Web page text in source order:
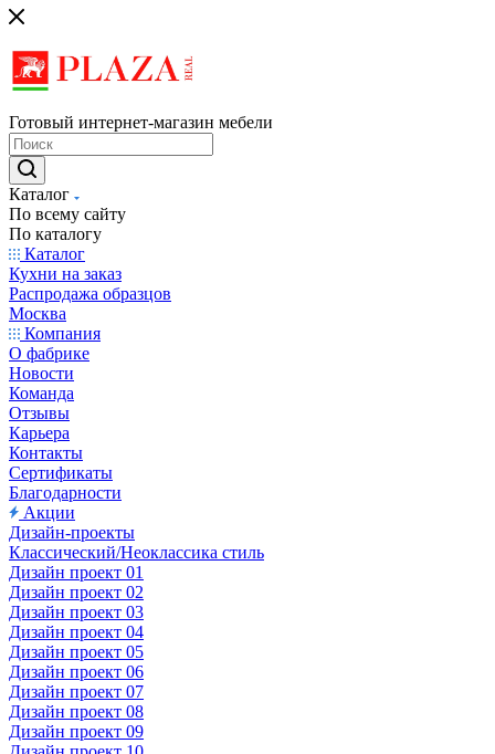
Готовый интернет-магазин мебели
Каталог
По всему сайту
По каталогу
Каталог
Кухни на заказ
Распродажа образцов
Москва
Компания
О фабрике
Новости
Команда
Отзывы
Карьера
Контакты
Сертификаты
Благодарности
Акции
Дизайн-проекты
Классический/Неоклассика стиль
Дизайн проект 01
Дизайн проект 02
Дизайн проект 03
Дизайн проект 04
Дизайн проект 05
Дизайн проект 06
Дизайн проект 07
Дизайн проект 08
Дизайн проект 09